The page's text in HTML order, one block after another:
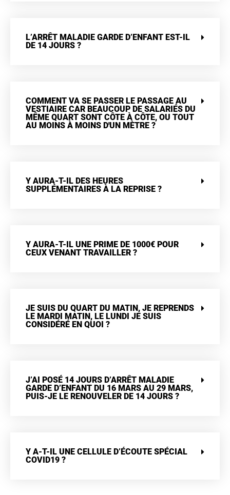
L’ARRÊT MALADIE GARDE D’ENFANT EST-IL
DE 14 JOURS ?
COMMENT VA SE PASSER LE PASSAGE AU
VESTIAIRE CAR BEAUCOUP DE SALARIÉS DU
MÊME QUART SONT CÔTE À CÔTE, OU TOUT
AU MOINS À MOINS D'UN MÈTRE ?
Y AURA-T-IL DES HEURES
SUPPLÉMENTAIRES À LA REPRISE ?
Y AURA-T-IL UNE PRIME DE 1000€ POUR
CEUX VENANT TRAVAILLER ?
JE SUIS DU QUART DU MATIN, JE REPRENDS
LE MARDI MATIN, LE LUNDI JE SUIS
CONSIDÉRÉ EN QUOI ?
J’AI POSÉ 14 JOURS D’ARRÊT MALADIE
GARDE D’ENFANT DU 16 MARS AU 29 MARS,
PUIS-JE LE RENOUVELER DE 14 JOURS ?
Y A-T-IL UNE CELLULE D’ÉCOUTE SPÉCIAL
COVID19 ?